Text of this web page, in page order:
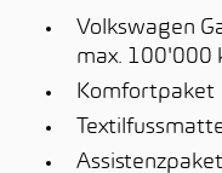
Volkswagen
max. 100'000
Komfortpaket
Assistenzpaket